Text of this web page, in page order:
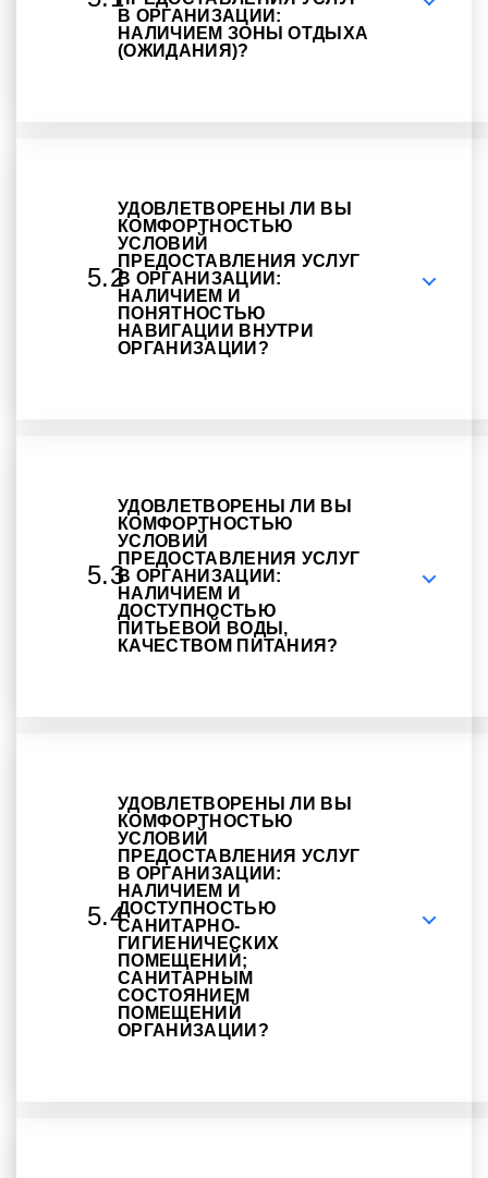
В ОРГАНИЗАЦИИ:
НАЛИЧИЕМ ЗОНЫ ОТДЫХА
(ОЖИДАНИЯ)?
5.2
УДОВЛЕТВОРЕНЫ ЛИ ВЫ
КОМФОРТНОСТЬЮ
УСЛОВИЙ
ПРЕДОСТАВЛЕНИЯ УСЛУГ
В ОРГАНИЗАЦИИ:
НАЛИЧИЕМ И
ПОНЯТНОСТЬЮ
НАВИГАЦИИ ВНУТРИ
ОРГАНИЗАЦИИ?
5.3
УДОВЛЕТВОРЕНЫ ЛИ ВЫ
КОМФОРТНОСТЬЮ
УСЛОВИЙ
ПРЕДОСТАВЛЕНИЯ УСЛУГ
В ОРГАНИЗАЦИИ:
НАЛИЧИЕМ И
ДОСТУПНОСТЬЮ
ПИТЬЕВОЙ ВОДЫ,
КАЧЕСТВОМ ПИТАНИЯ?
5.4
УДОВЛЕТВОРЕНЫ ЛИ ВЫ
КОМФОРТНОСТЬЮ
УСЛОВИЙ
ПРЕДОСТАВЛЕНИЯ УСЛУГ
В ОРГАНИЗАЦИИ:
НАЛИЧИЕМ И
ДОСТУПНОСТЬЮ
САНИТАРНО-
ГИГИЕНИЧЕСКИХ
ПОМЕЩЕНИЙ;
САНИТАРНЫМ
СОСТОЯНИЕМ
ПОМЕЩЕНИЙ
ОРГАНИЗАЦИИ?